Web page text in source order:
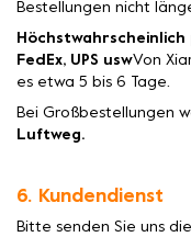
Bestellungen nicht
Höchstwahrscheinlich
FedEx, UPS uswVon
es etwa 5 bis 6 Tage.
Bei Großbestellungen
Luftweg.
6. Kundendienst
Bitte senden Sie uns